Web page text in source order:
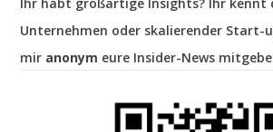
Unternehmen oder skalierender Start-
mir anonym eure Insider-News